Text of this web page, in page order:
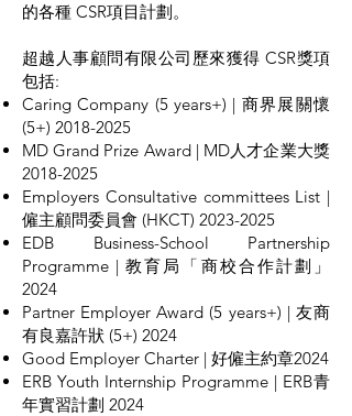
的各種 CSR項目計劃。
超越人事顧問有限公司歷來獲得 CSR獎項
包括:
Caring Company (5 years+) | 商界展關懷
(5+) 2018-2025
MD Grand Prize Award | MD人才企業大獎
2018-2025
Employers Consultative committees List |
僱主顧問委員會 (HKCT) 2023-2025
EDB Business-School Partnership
Programme | 教育局「商校合作計劃」
2024
Partner Employer Award (5 years+) | 友商
有良嘉許狀 (5+) 2024
Good Employer Charter | 好僱主約章2024
ERB Youth Internship Programme | ERB青
年實習計劃 2024